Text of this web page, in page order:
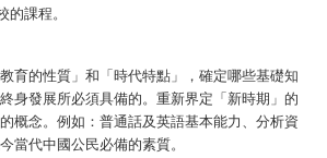
的課程。
育的性質」和「時代特點」，確定哪些基礎知
身發展所必須具備的。重新界定「新時期」的
概念。例如：普通話及英語基本能力、分析資
當代中國公民必備的素質。